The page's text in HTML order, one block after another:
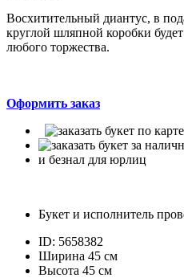
Восхитительный диантус, в
круглой шляпной коробки
любого торжества.
Оформить заказ
и безнал для юрлиц
Букет и исполнитель
ID: 5658382
Ширина 45 см
Высота 45 см